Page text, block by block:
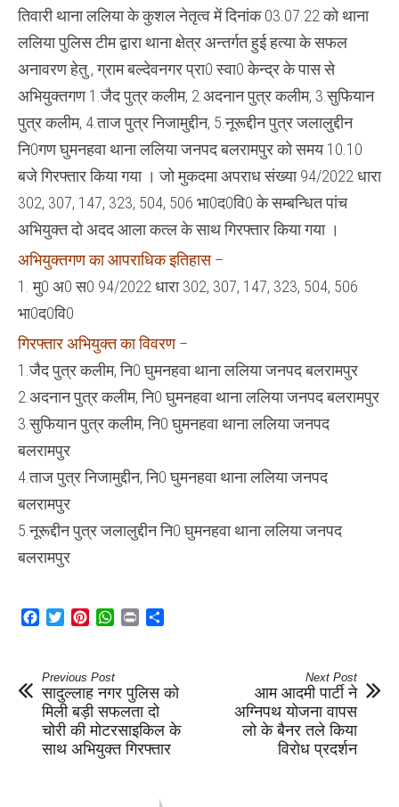
तिवारी थाना ललिया के कुशल नेतृत्व में दिनांक 03.07.22 को थाना
ललिया पुलिस टीम द्वारा थाना क्षेत्र अन्तर्गत हुई हत्या के सफल
अनावरण हेतु , ग्राम बल्देवनगर प्रा0 स्वा0 केन्द्र के पास से
अभियुक्तगण 1.जैद पुत्र कलीम, 2.अदनान पुत्र कलीम, 3.सुफियान
पुत्र कलीम, 4.ताज पुत्र निजामुद्दीन, 5.नूरूद्दीन पुत्र जलालुद्दीन
नि0गण घुमनहवा थाना ललिया जनपद बलरामपुर को समय 10.10
बजे गिरफ्तार किया गया । जो मुकदमा अपराध संख्या 94/2022 धारा
302, 307, 147, 323, 504, 506 भा0द0वि0 के सम्बन्धित पांच
अभियुक्त दो अदद आला कत्ल के साथ गिरफ्तार किया गया ।
अभियुक्तगण का आपराधिक इतिहास –
1. मु0 अ0 स0 94/2022 धारा 302, 307, 147, 323, 504, 506
भा0द0वि0
गिरफ्तार अभियुक्त का विवरण –
1.जैद पुत्र कलीम, नि0 घुमनहवा थाना ललिया जनपद बलरामपुर
2.अदनान पुत्र कलीम, नि0 घुमनहवा थाना ललिया जनपद बलरामपुर
3.सुफियान पुत्र कलीम, नि0 घुमनहवा थाना ललिया जनपद
बलरामपुर
4.ताज पुत्र निजामुद्दीन, नि0 घुमनहवा थाना ललिया जनपद
बलरामपुर
5.नूरूद्दीन पुत्र जलालुद्दीन नि0 घुमनहवा थाना ललिया जनपद
बलरामपुर
Facebook
TwitterPinterestWhatsApp
Print
Previous Post
सादुल्लाह नगर पुलिस को
मिली बड़ी सफलता दो
चोरी की मोटरसाइकिल के
साथ अभियुक्त गिरफ्तार
Next Post
आम आदमी पार्टी ने
अग्निपथ योजना वापस
लो के बैनर तले किया
विरोध प्रदर्शन